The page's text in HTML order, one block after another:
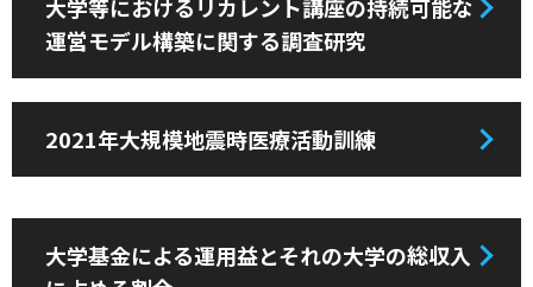
大学等におけるリカレント講座の持続可能な
運営モデル構築に関する調査研究
2021年大規模地震時医療活動訓練
大学基金による運用益とそれの大学の総収入